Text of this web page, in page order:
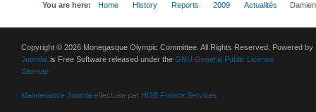
You are here: Home History Reports 2009 Actualités
Copyright © 2026 Monegasque Olympic Committee. All Rights Reserved. Powered by
Joomla! is Free Software released under the GNU General Public License.
Sitemap
Maintenance Joomla effectuée par HOB France Services